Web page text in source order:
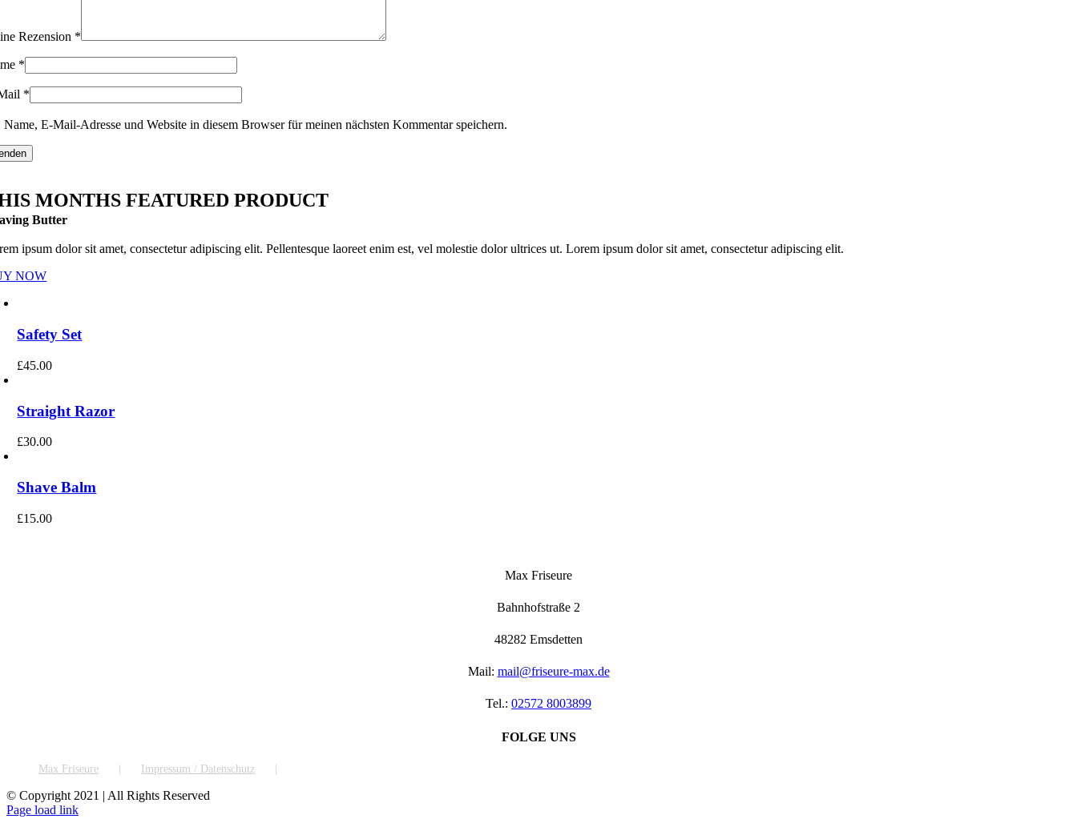
Rezension *
*
*
Name, E-Mail-Adresse und Website in diesem Browser für meinen nächsten Kommentar speichern.
MONTHS FEATURED PRODUCT
Butter
ipsum dolor sit amet, consectetur adipiscing elit. Pellentesque laoreet enim est, vel molestie dolor ultrices ut. Lorem ipsum dolor sit amet, consectetur adipiscing elit.
NOW
Safety Set
£45.00
Straight Razor
£30.00
Shave Balm
£15.00
Max Friseure
Bahnhofstraße 2
48282 Emsdetten
Mail: mail@friseure-max.de
Tel.: 02572 8003899
FOLGE UNS
Max Friseure Impressum / Datenschutz
© Copyright 2021 | All Rights Reserved
Facebook
Instagram
Page load link